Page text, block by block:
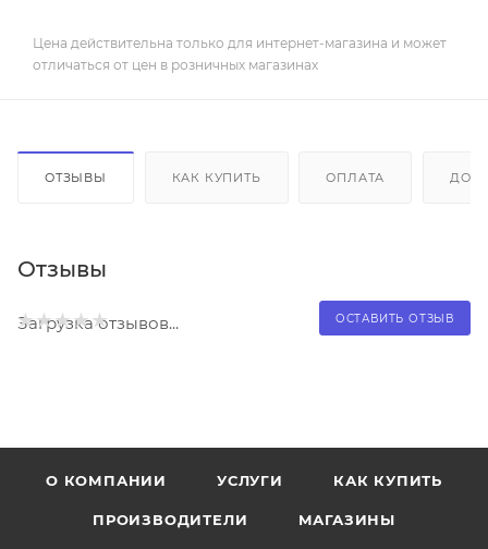
Цена действительна только для интернет-магазина и может
отличаться от цен в розничных магазинах
ОТЗЫВЫ КАК КУПИТЬ ОПЛАТА
Отзывы
ОСТАВИТЬ ОТЗЫВ
Загрузка отзывов...
О КОМПАНИИ УСЛУГИ КАК КУПИТЬ
ПРОИЗВОДИТЕЛИ МАГАЗИНЫ